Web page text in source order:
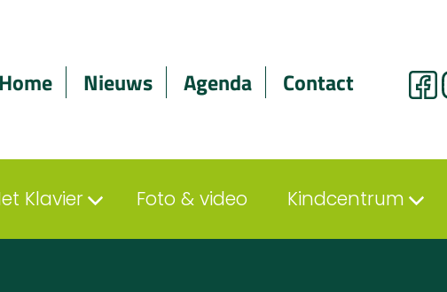
Home Nieuws Agenda Contact
Klavier Foto & video Kindcentrum